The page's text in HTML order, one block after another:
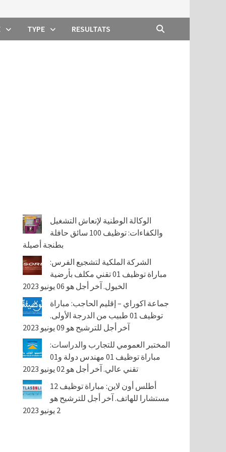
TYPE RESULTATS
الوكالة الوطنية لإنعاش التشغيل
والكفاءات: توظيف 100 سائق حافلة
بطنجة أصيلة
الشركة الملكية لتشجيع الفرس:
مباراة توظيف 01 تقني مكلف بأرضية
الخيول. آخر أجل هو 06 يونيو 2023
جماعة اكوراي – إقليم الحاجب: مباراة
توظيف 01 طبيب من الدرجة الأولى.
آخر أجل للترشيح هو 09 يونيو 2023
المختبر العمومي للتجارب والدراسات:
مباراة توظيف 01 مهندس دولة و01
تقني عالي. آخر أجل هو 02 يونيو 2023
أطلس أون لاين: مباراة توظيف 12
مستشارا للهاتف. آخر أجل للترشيح هو
2 يونيو 2023